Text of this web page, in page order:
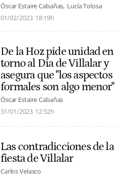
Óscar Estaire Cabañas Lucía Tolosa
01/02/2023 18:19h
De la Hoz pide unidad en
torno al Día de Villalar y
asegura que "los aspectos
formales son algo menor"
Óscar Estaire Cabañas
31/01/2023 12:52h
Las contradicciones de la
fiesta de Villalar
Carlos Velasco